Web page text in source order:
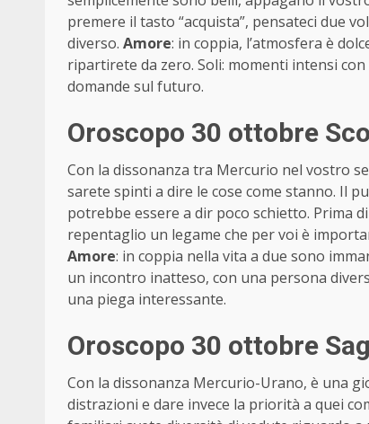
premere il tasto “acquista”, pensateci due
diverso. Amore: in coppia, l’atmosfera è
ripartirete da zero. Soli: momenti intensi
domande sul futuro.
Oroscopo 30 ottobre
Con la dissonanza tra Mercurio nel vostro
sarete spinti a dire le cose come stanno. Il
potrebbe essere a dir poco schietto. Prima
repentaglio un legame che per voi è
Amore: in coppia nella vita a due sono
un incontro inatteso, con una persona
una piega interessante.
Oroscopo 30 ottobre
Con la dissonanza Mercurio-Urano, è una
distrazioni e dare invece la priorità a quei